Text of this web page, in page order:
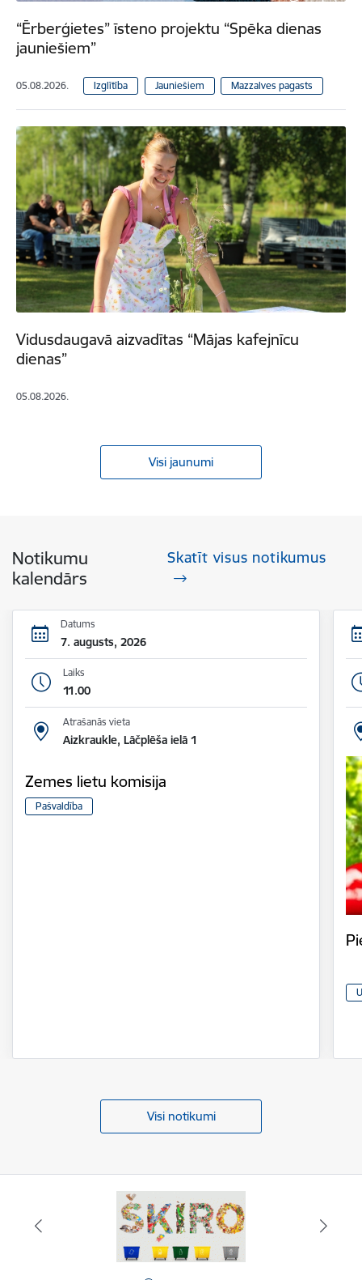
“Ērberģietes” īsteno projektu “Spēka dienas
jauniešiem”
05.08.2026. Izglītība Jauniešiem Mazzalves pagasts
Vidusdaugavā aizvadītas “Mājas kafejnīcu
dienas”
05.08.2026.
Visi jaunumi
Notikumu
kalendārs
Skatīt visus notikumus
Datums
7. augusts, 2026
Laiks
11.00
Atrašanās vieta
Aizkraukle, Lāčplēša ielā 1
Zemes lietu komisija
Pašvaldība
Visi notikumi